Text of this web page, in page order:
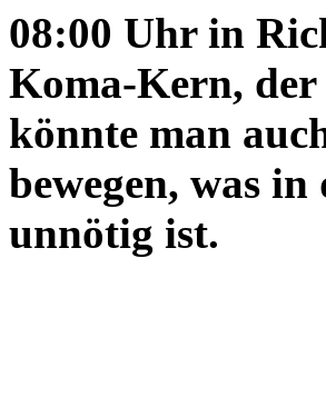
08:00 Uhr in
Koma-Kern,
könnte man
bewegen, was in
unnötig